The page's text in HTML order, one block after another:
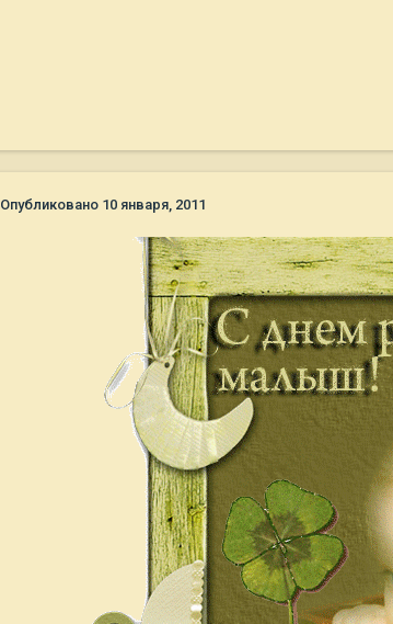
Опубликовано 10 января, 2011